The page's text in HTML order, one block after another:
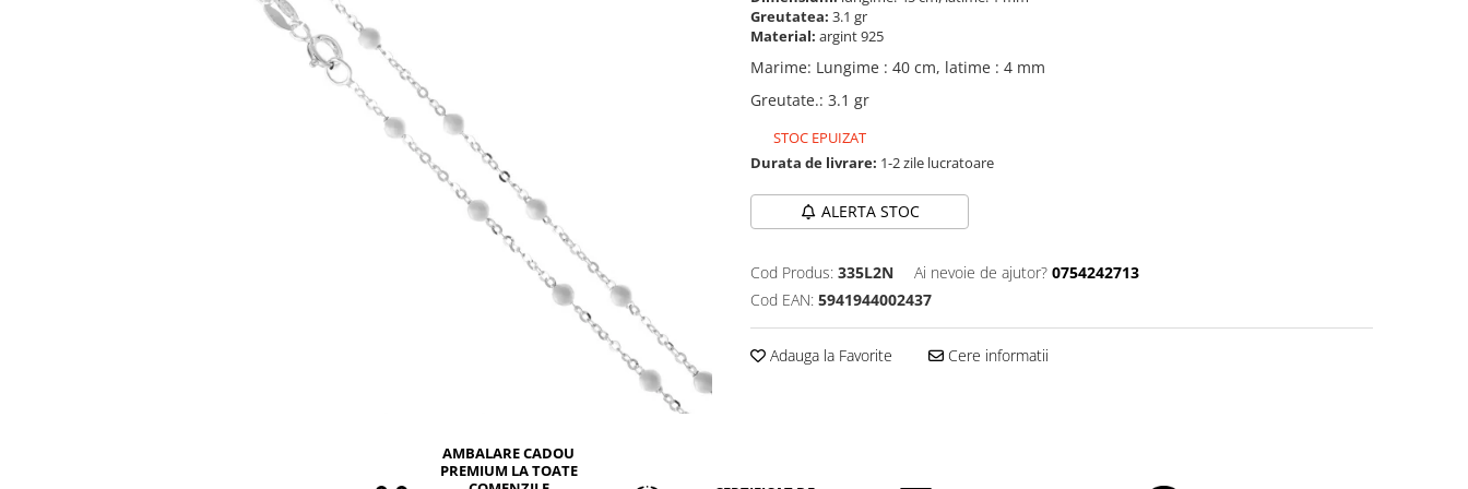
Greutatea: 3.1 gr
Material: argint 925
Marime: Lungime : 40 cm, latime : 4 mm
Greutate.: 3.1 gr
STOC EPUIZAT
Durata de livrare: 1-2 zile lucratoare
ALERTA STOC
Cod Produs: 335L2N Ai nevoie de ajutor? 0754242713
Cod EAN: 5941944002437
Adauga la Favorite Cere informatii
AMBALARE CADOU
PREMIUM LA TOATE